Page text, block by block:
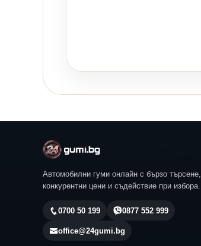
Автомобилни гуми онлайн с бързо търсене,
конкурентни цени и съдействие при избора.
0700 50 199 0877 552 999
office@24gumi.bg